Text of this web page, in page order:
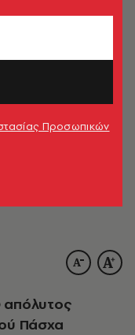
απόλυτος
Πάσχα
Προσωπικών